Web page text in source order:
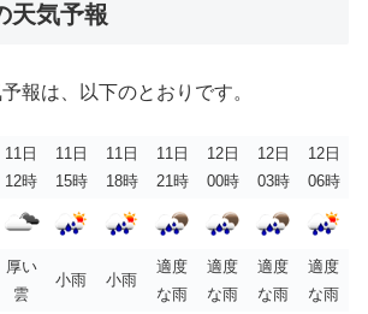
天気予報
報は、以下のとおりです。
11日
12時
11日
15時
11日
18時
11日
21時
12日
00時
12日
03時
12日
06時
厚い
雲
小雨 小雨
適度
な雨
適度
な雨
適度
な雨
適度
な雨